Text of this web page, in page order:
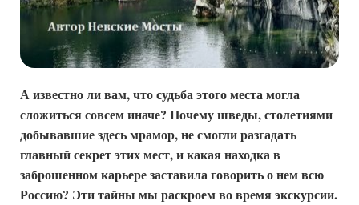
А известно ли вам, что судьба этого места могла
сложиться совсем иначе? Почему шведы, столетиями
добывавшие здесь мрамор, не смогли разгадать
главный секрет этих мест, и какая находка в
заброшенном карьере заставила говорить о нем всю
Россию? Эти тайны мы раскроем во время экскурсии.